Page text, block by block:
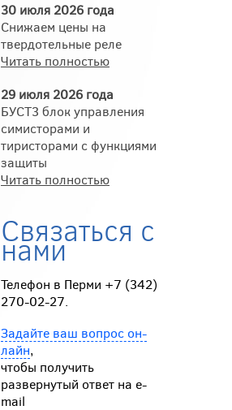
30 июля 2026 года
Снижаем цены на
твердотельные реле
Читать полностью
29 июля 2026 года
БУСТ3 блок управления
симисторами и
тиристорами с функциями
защиты
Читать полностью
Связаться с
нами
Телефон в Перми +7 (342)
270-02-27.
Задайте ваш вопрос он-
лайн,
чтобы получить
развернутый ответ на e-
mail